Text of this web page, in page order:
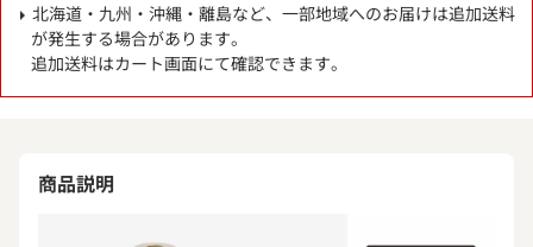
北海道・九州・沖縄・離島など、一部地域へのお届けは追加送料
が発生する場合があります。
追加送料はカート画面にて確認できます。
商品説明